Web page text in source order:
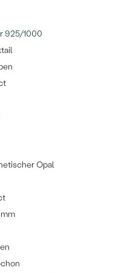
925/1000
Opal